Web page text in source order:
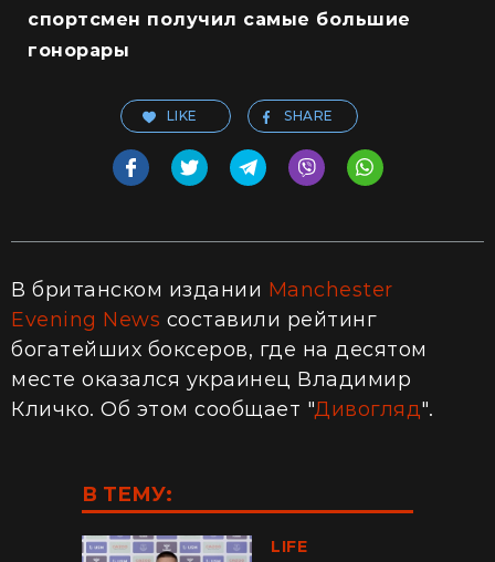
спортсмен получил самые большие
гонорары
LIKE SHARE
В британском издании Manchester
Evening News составили рейтинг
богатейших боксеров, где на десятом
месте оказался украинец Владимир
Кличко. Об этом сообщает "Дивогляд".
В ТЕМУ:
LIFE